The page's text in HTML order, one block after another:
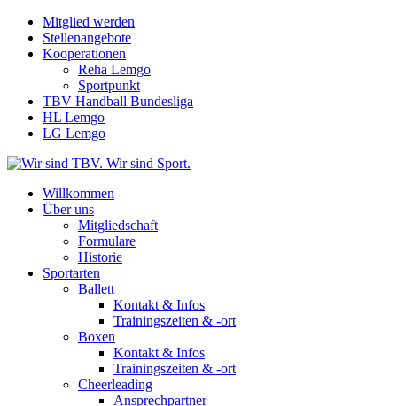
Mitglied werden
Stellenangebote
Kooperationen
Reha Lemgo
Sportpunkt
TBV Handball Bundesliga
HL Lemgo
LG Lemgo
Willkommen
Über uns
Mitgliedschaft
Formulare
Historie
Sportarten
Ballett
Kontakt & Infos
Trainingszeiten & -ort
Boxen
Kontakt & Infos
Trainingszeiten & -ort
Cheerleading
Ansprechpartner